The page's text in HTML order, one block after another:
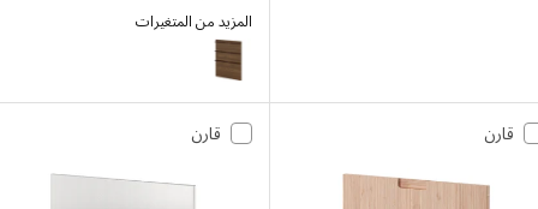
المزيد من المتغيرات
METOD
قارن قارن